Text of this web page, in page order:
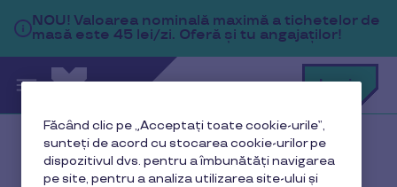
Sari la conținutul principal
Login
Acasă Politică de confidențialitate
NOU! Valoarea nominală maximă a tichetelor de
masă este 45 lei/zi. Oferă și tu angajaților!
Făcând clic pe „Acceptați toate cookie-urile”,
sunteți de acord cu stocarea cookie-urilor pe
dispozitivul dvs. pentru a îmbunătăți navigarea
pe site, pentru a analiza utilizarea site-ului și